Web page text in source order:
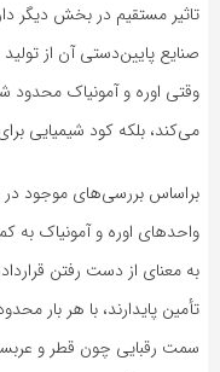
تاثیر مستقیم در بخش دیگر
صنایع پایین‌دستی آن از
وقتی اوره و آمونیاک محدود
می‌کند، بلکه کود شیمیایی
به معنای از دست رفتن
تأمین پایدارند، با هر بار
سمت رقبایی چون قطر و